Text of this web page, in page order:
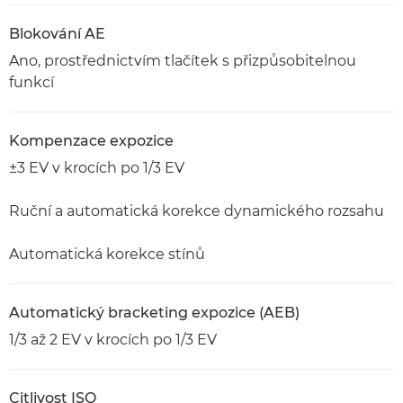
Blokování AE
Ano, prostřednictvím tlačítek s přizpůsobitelnou
funkcí
Kompenzace expozice
±3 EV v krocích po 1/3 EV
Ruční a automatická korekce dynamického rozsahu
Automatická korekce stínů
Automatický bracketing expozice (AEB)
1/3 až 2 EV v krocích po 1/3 EV
Citlivost ISO